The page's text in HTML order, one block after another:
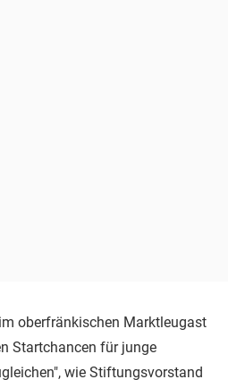
oberfränkischen Marktleugast
Startchancen für junge
wie Stiftungsvorstand